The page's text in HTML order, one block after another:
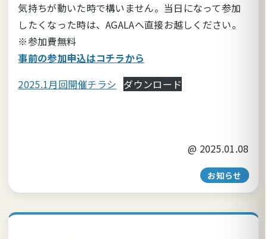
気持ちが動いた時で構いません。当日になって参加
したくなった時は、AGALAへ直接お越しください。
※参加費無料
事前の参加申込はコチラから
2025.1月回開催チラシ ダウンロード
@ 2025.01.08
お知らせ